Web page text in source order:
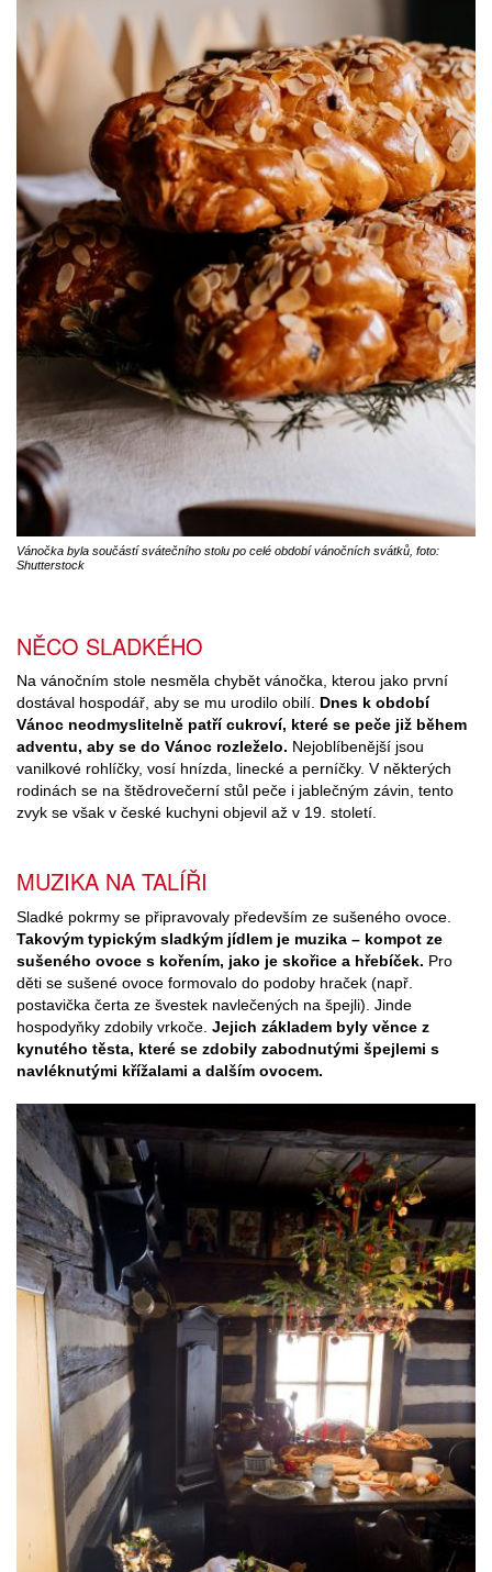
Vánočka byla součástí svátečního stolu po celé období vánočních svátků, foto:
Shutterstock
NĚCO SLADKÉHO
Na vánočním stole nesměla chybět vánočka, kterou jako první
dostával hospodář, aby se mu urodilo obilí. Dnes k období
Vánoc neodmyslitelně patří cukroví, které se peče již během
adventu, aby se do Vánoc rozleželo. Nejoblíbenější jsou
vanilkové rohlíčky, vosí hnízda, linecké a perníčky. V některých
rodinách se na štědrovečerní stůl peče i jablečným závin, tento
zvyk se však v české kuchyni objevil až v 19. století.
MUZIKA NA TALÍŘI
Sladké pokrmy se připravovaly především ze sušeného ovoce.
Takovým typickým sladkým jídlem je muzika – kompot ze
sušeného ovoce s kořením, jako je skořice a hřebíček. Pro
děti se sušené ovoce formovalo do podoby hraček (např.
postavička čerta ze švestek navlečených na špejli). Jinde
hospodyňky zdobily vrkoče. Jejich základem byly věnce z
kynutého těsta, které se zdobily zabodnutými špejlemi s
navléknutými křížalami a dalším ovocem.